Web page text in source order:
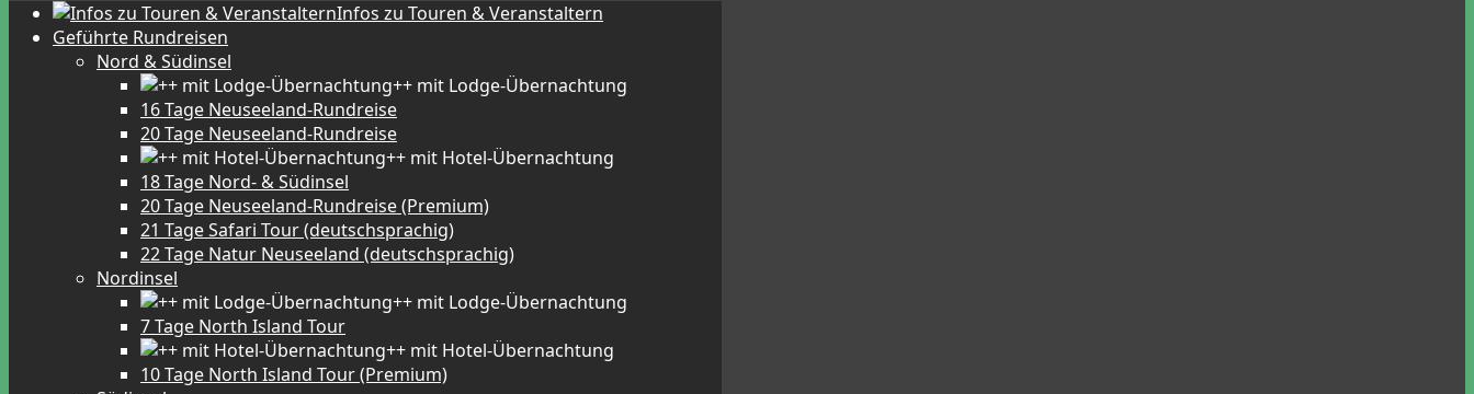
Infos zu Touren & Veranstaltern
Geführte Rundreisen
Nord & Südinsel
++ mit Lodge-Übernachtung
16 Tage Neuseeland-Rundreise
20 Tage Neuseeland-Rundreise
++ mit Hotel-Übernachtung
18 Tage Nord- & Südinsel
20 Tage Neuseeland-Rundreise (Premium)
21 Tage Safari Tour (deutschsprachig)
22 Tage Natur Neuseeland (deutschsprachig)
Nordinsel
++ mit Lodge-Übernachtung
7 Tage North Island Tour
++ mit Hotel-Übernachtung
10 Tage North Island Tour (Premium)